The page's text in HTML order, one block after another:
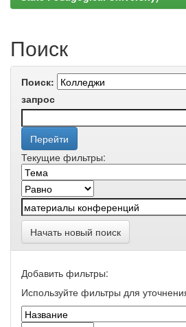
Поиск
Поиск:
запрос
Текущие фильтры:
Начать новый поиск
Добавить фильтры:
Используйте фильтры для